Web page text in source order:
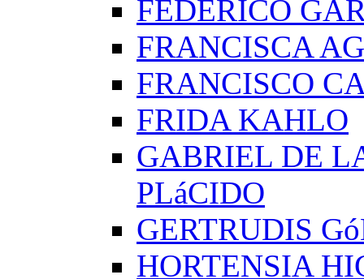
FEDERICO
FRANCISCA
FRANCISCO
FRIDA KAHLO
GABRIEL DE
PLáCIDO
GERTRUDIS
HORTENSIA